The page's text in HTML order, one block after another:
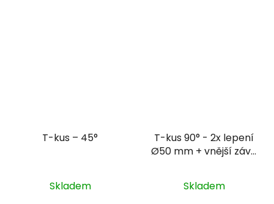
T-kus – 45°
Skladem
T-kus 90° - 2x lepení
Ø50 mm + vnější závit
Skladem